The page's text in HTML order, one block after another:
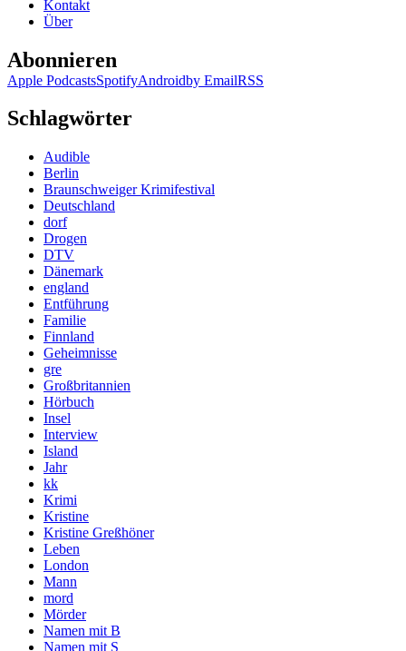
Kontakt
Über
Abonnieren
Apple PodcastsSpotifyAndroidby EmailRSS
Schlagwörter
Audible
Berlin
Braunschweiger Krimifestival
Deutschland
dorf
Drogen
DTV
Dänemark
england
Entführung
Familie
Finnland
Geheimnisse
gre
Großbritannien
Hörbuch
Insel
Interview
Island
Jahr
kk
Krimi
Kristine
Kristine Greßhöner
Leben
London
Mann
mord
Mörder
Namen mit B
Namen mit S